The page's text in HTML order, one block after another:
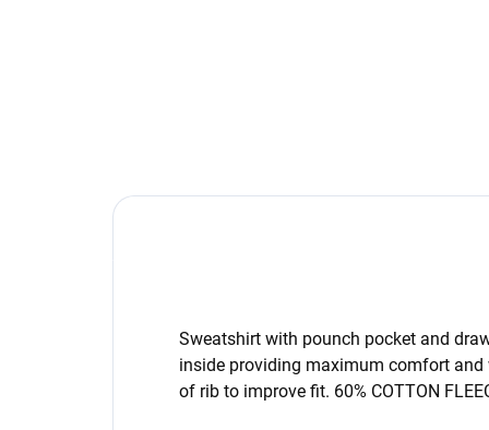
Sweatshirt with pounch pocket and
inside providing maximum comfort
of rib to improve fit. 60% COTTON